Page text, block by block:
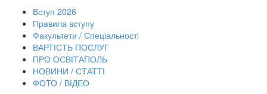
Вступ 2026
Правила вступу
Факультети / Спеціальності
ВАРТІСТЬ ПОСЛУГ
ПРО ОСВІТАПОЛЬ
НОВИНИ / СТАТТІ
ФОТО / ВІДЕО